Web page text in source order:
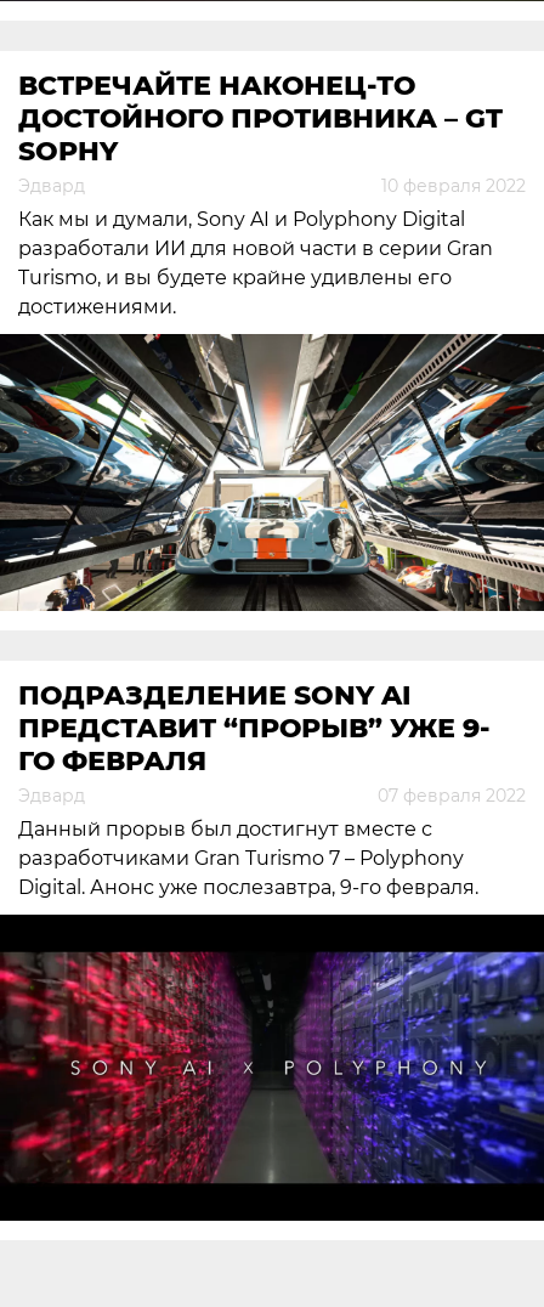
ВСТРЕЧАЙТЕ НАКОНЕЦ-ТО
ДОСТОЙНОГО ПРОТИВНИКА – GT
SOPHY
Эдвард 10 февраля 2022
Как мы и думали, Sony AI и Polyphony Digital
разработали ИИ для новой части в серии Gran
Turismo, и вы будете крайне удивлены его
достижениями.
ПОДРАЗДЕЛЕНИЕ SONY AI
ПРЕДСТАВИТ “ПРОРЫВ” УЖЕ 9-
ГО ФЕВРАЛЯ
Эдвард 07 февраля 2022
Данный прорыв был достигнут вместе с
разработчиками Gran Turismo 7 – Polyphony
Digital. Анонс уже послезавтра, 9-го февраля.